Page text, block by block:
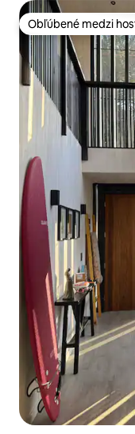
Obľúbené medzi
Obľúbené medzi